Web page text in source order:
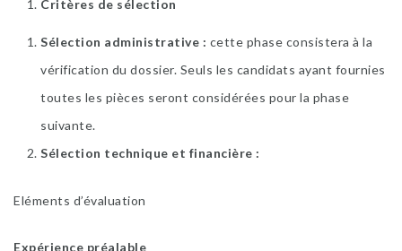
Critères de sélection
Sélection administrative : cette phase consistera à la
vérification du dossier. Seuls les candidats ayant fournies
toutes les pièces seront considérées pour la phase
suivante.
Sélection technique et financière :
Eléments d’évaluation
Expérience préalable